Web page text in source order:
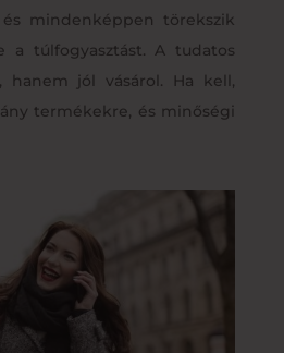
mindenképpen törekszik
a túlfogyasztást. A tudatos
hanem jól vásárol. Ha kell,
termékekre, és minőségi